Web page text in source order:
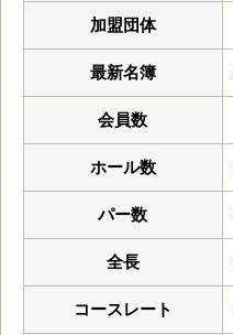
加盟団体
最新名簿
会員数
ホール数
パー数
全長
コースレート